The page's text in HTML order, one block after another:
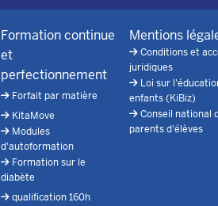
Formation continue
et
perfectionnement
Forfait par matière
KitaMove
Modules
d'autoformation
Formation sur le
diabète
qualification 160h
Mentions
Conditions et
juridiques
Loi sur
enfants (KiBiz)
Conseil national
parents d'élèves